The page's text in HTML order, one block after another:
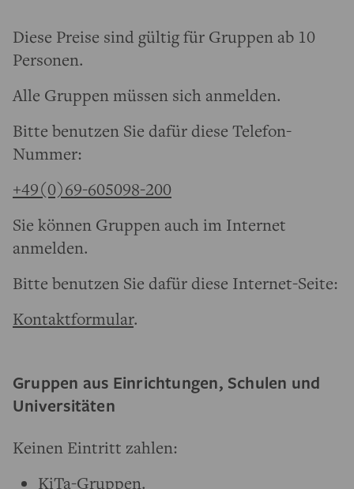
Diese Preise sind gültig für Gruppen ab 10
Personen.
Alle Gruppen müssen sich anmelden.
Bitte benutzen Sie dafür diese Telefon-
Nummer:
+49(0)69-605098-200
Sie können Gruppen auch im Internet
anmelden.
Bitte benutzen Sie dafür diese Internet-Seite:
Kontaktformular.
Gruppen aus Einrichtungen, Schulen und
Universitäten
Keinen Eintritt zahlen:
KiTa-Gruppen.